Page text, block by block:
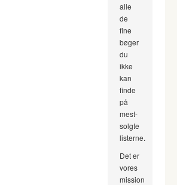
alle
de
fine
bøger
du
ikke
kan
finde
på
mest-
solgte
listerne.
Det er
vores
mission